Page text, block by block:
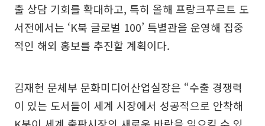
출 상담 기회를 확대하고, 특히 올해 프랑크푸르트 도
서전에서는 ‘K북 글로벌 100’ 특별관을 운영해 집중
적인 해외 홍보를 추진할 계획이다.
김재현 문체부 문화미디어산업실장은 “수출 경쟁력
이 있는 도서들이 세계 시장에서 성공적으로 안착해